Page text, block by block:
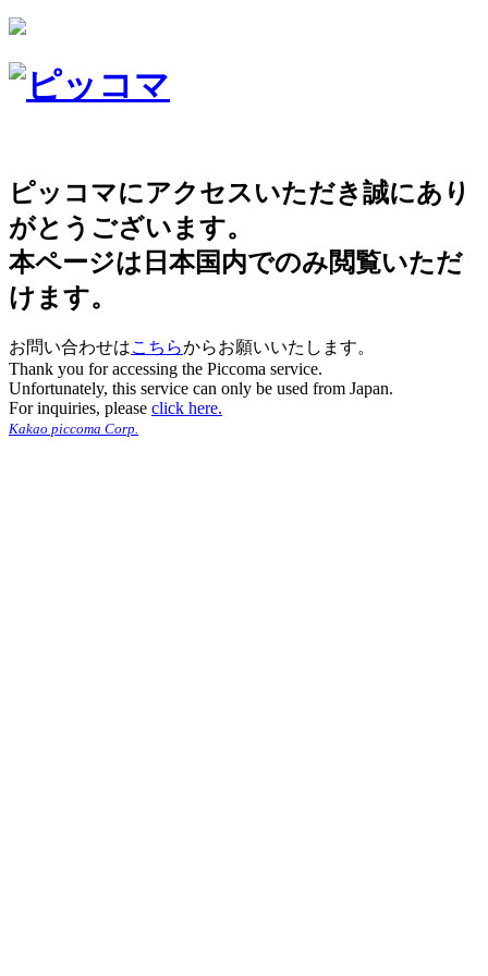
ピッコマにアクセスいただき誠にあり
がとうございます。
本ページは日本国内でのみ閲覧いただ
けます。
お問い合わせはこちらからお願いいたします。
Thank you for accessing the Piccoma service.
Unfortunately, this service can only be used from Japan.
For inquiries, please click here.
Kakao piccoma Corp.